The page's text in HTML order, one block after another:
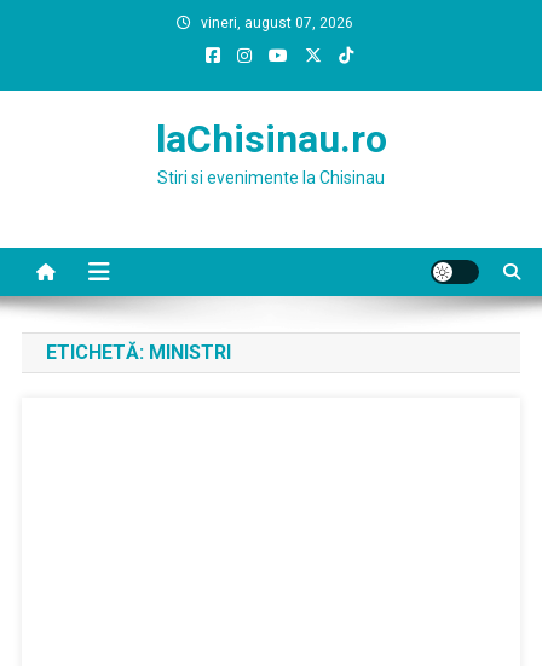
vineri, august 07, 2026
laChisinau.ro
Stiri si evenimente la Chisinau
ETICHETĂ: MINISTRI